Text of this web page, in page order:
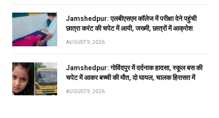
Jamshedpur: एलबीएसएम कॉलेज में परीक्षा देने पहुंची
छात्रा करंट की चपेट में आयी, जख्मी, छात्रों में आक्रोश
AUGUST 9, 2026
Jamshedpur: गोविंदपुर में दर्दनाक हादसा, स्कूल बस की
चपेट में आकर बच्ची की मौत, दो घायल, चालक हिरासत में
AUGUST 9, 2026